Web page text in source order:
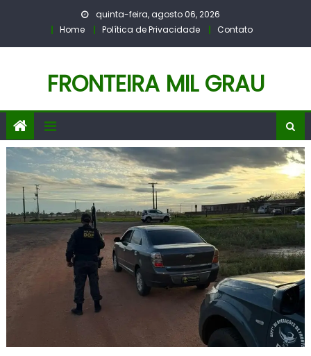
quinta-feira, agosto 06, 2026
Home
Política de Privacidade Contato
FRONTEIRA MIL GRAU